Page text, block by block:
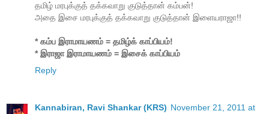
தமிழ் மரபுக்குத் தக்கவாறு குடுத்தான் கம்பன்!
அதை இசை மரபுக்குத் தக்கவாறு குடுத்தான் இளையராஜா!!
* கம்ப இராமாயணம் = தமிழ்க் காப்பியம்!
* இராஜா இராமாயணம் = இசைக் காப்பியம்
Reply
Kannabiran, Ravi Shankar (KRS) November 21, 2011 at